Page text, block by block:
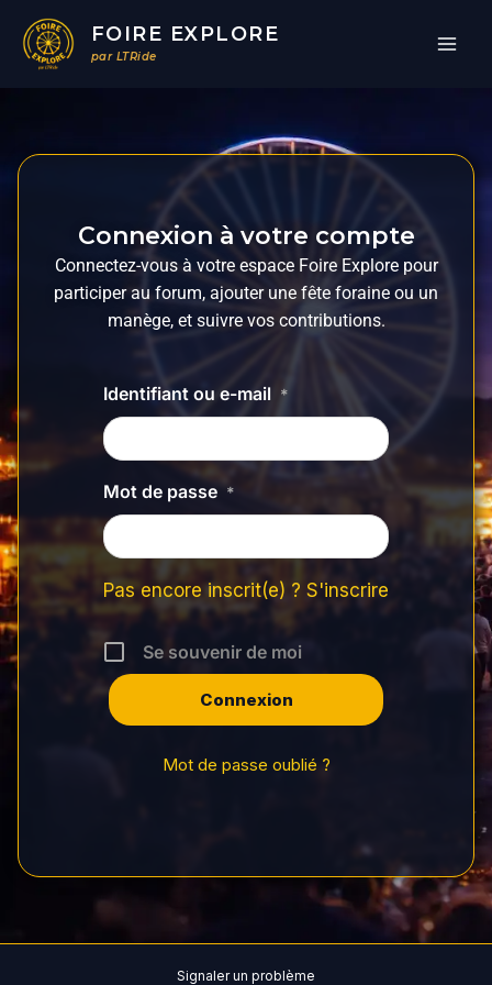
contenu
FOIRE EXPLORE
par LTRide
Connexion à votre compte
Connectez-vous à votre espace Foire Explore pour
participer au forum, ajouter une fête foraine ou un
manège, et suivre vos contributions.
Identifiant ou e-mail *
Mot de passe *
Pas encore inscrit(e) ? S'inscrire
Se souvenir de moi
Mot de passe oublié ?
Signaler un problème